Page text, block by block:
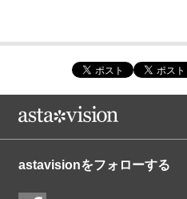
astavisionをフォローする